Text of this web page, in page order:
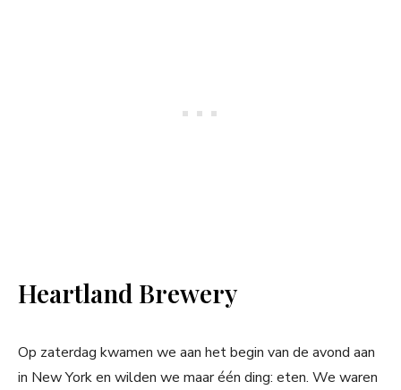
Heartland Brewery
Op zaterdag kwamen we aan het begin van de avond aan
in New York en wilden we maar één ding: eten. We waren